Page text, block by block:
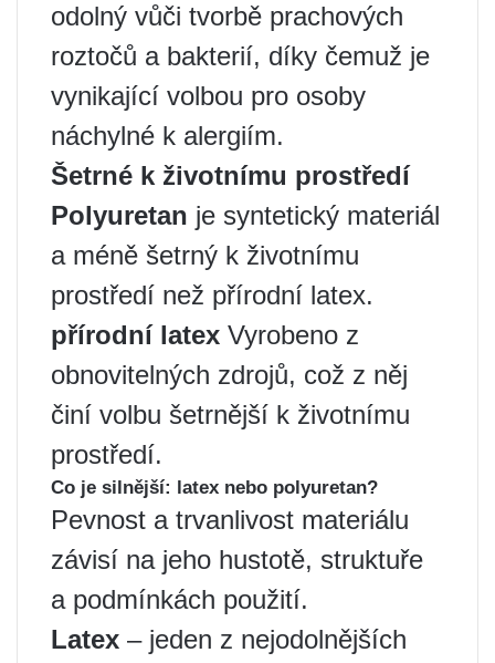
odolný vůči tvorbě prachových
roztočů a bakterií, díky čemuž je
vynikající volbou pro osoby
náchylné k alergiím.
Šetrné k životnímu prostředí
Polyuretan je syntetický materiál
a méně šetrný k životnímu
prostředí než přírodní latex.
přírodní latex Vyrobeno z
obnovitelných zdrojů, což z něj
činí volbu šetrnější k životnímu
prostředí.
Co je silnější: latex nebo polyuretan?
Pevnost a trvanlivost materiálu
závisí na jeho hustotě, struktuře
a podmínkách použití.
Latex – jeden z nejodolnějších